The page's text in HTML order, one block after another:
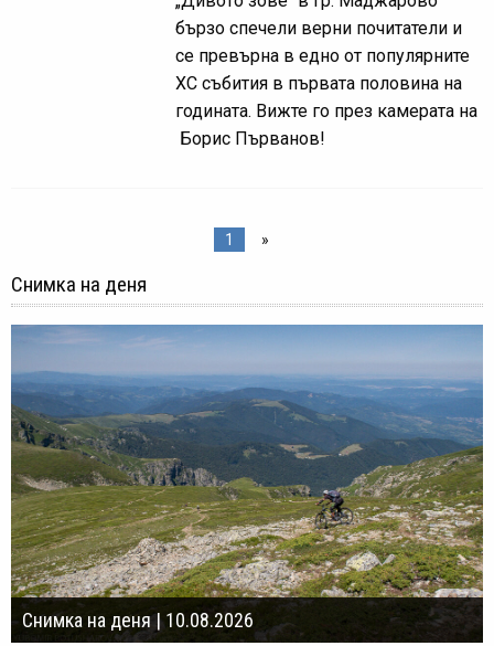
бързо спечели верни почитатели и
се превърна в едно от популярните
ХС събития в първата половина на
годината. Вижте го през камерата на
Борис Първанов!
1 »
Снимка на деня
Снимка на деня | 10.08.2026